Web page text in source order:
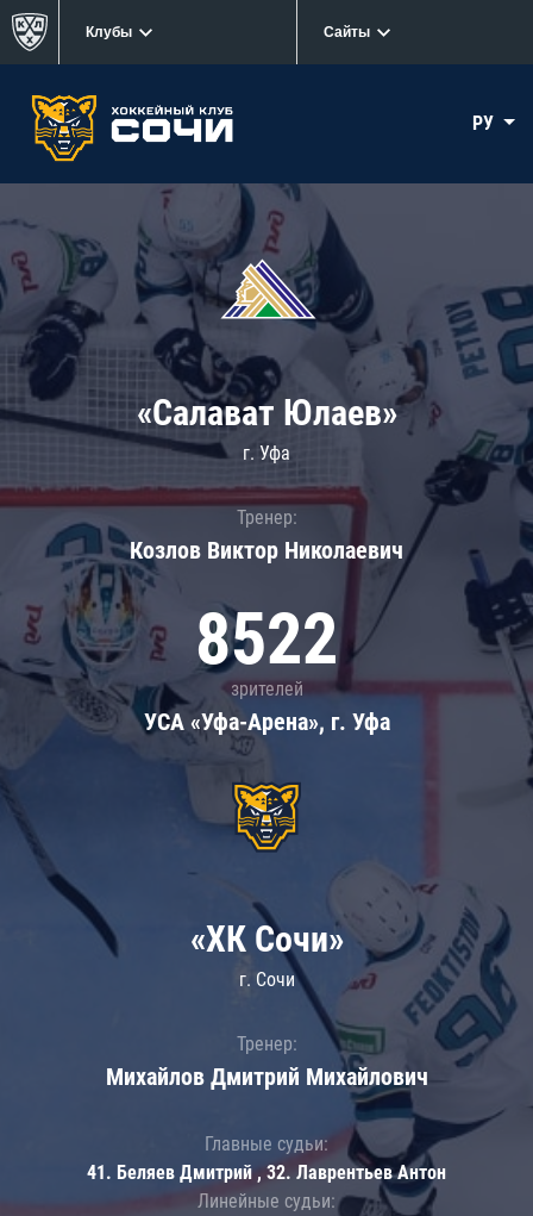
Клубы Сайты
РУ
«Салават Юлаев»
г. Уфа
Тренер:
Козлов Виктор Николаевич
8522
зрителей
УСА «Уфа-Арена», г. Уфа
«ХК Сочи»
г. Сочи
Тренер:
Михайлов Дмитрий Михайлович
Главные судьи:
41. Беляев Дмитрий , 32. Лаврентьев Антон
Линейные судьи: